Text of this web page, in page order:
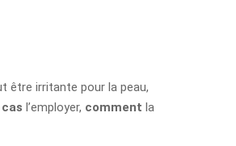
être irritante pour la peau,
l’employer, comment la